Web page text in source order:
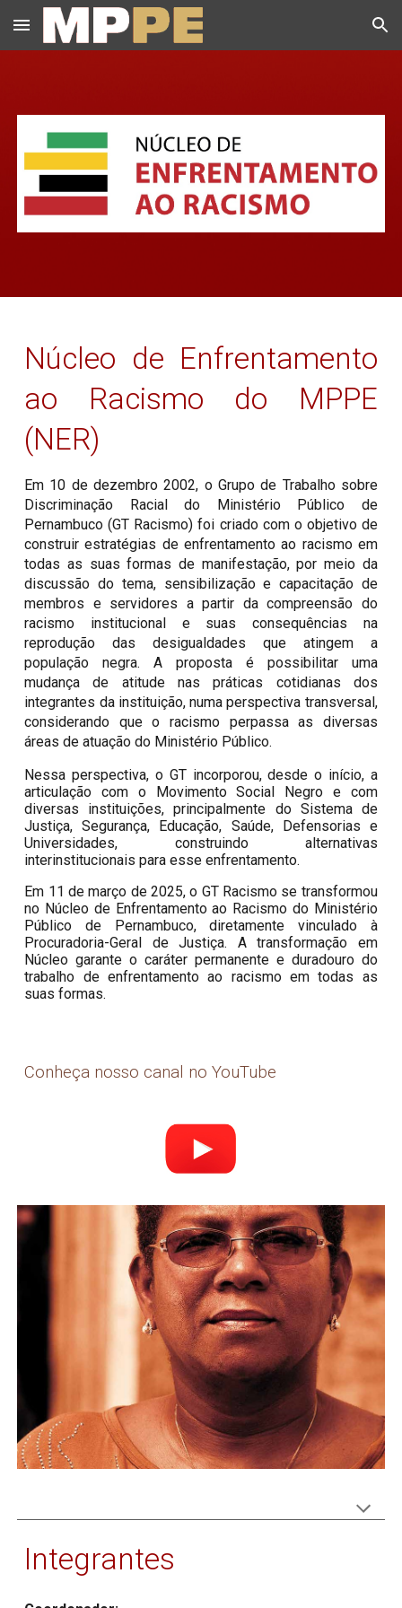
Skip to main content Skip to navigation
Núcleo de Enfrentamento
ao Racismo do MPPE
(NER)
Em 10 de dezembro 2002, o Grupo de Trabalho sobre
Discriminação Racial do Ministério Público de
Pernambuco (GT Racismo) foi criado com o objetivo de
construir estratégias de enfrentamento ao racismo em
todas as suas formas de manifestação, por meio da
discussão do tema, sensibilização e capacitação de
membros e servidores a partir da compreensão do
racismo institucional e suas consequências na
reprodução das desigualdades que atingem a
população negra. A proposta é possibilitar uma
mudança de atitude nas práticas cotidianas dos
integrantes da instituição, numa perspectiva transversal,
considerando que o racismo perpassa as diversas
áreas de atuação do Ministério Público.
Nessa perspectiva, o GT incorporou, desde o início, a
articulação com o Movimento Social Negro e com
diversas instituições, principalmente do Sistema de
Justiça, Segurança, Educação, Saúde, Defensorias e
Universidades, construindo alternativas
interinstitucionais para esse enfrentamento.
Em 11 de março de 2025, o GT Racismo se transformou
no Núcleo de Enfrentamento ao Racismo do Ministério
Público de Pernambuco, diretamente vinculado à
Procuradoria-Geral de Justiça. A transformação em
Núcleo garante o caráter permanente e duradouro do
trabalho de enfrentamento ao racismo em todas as
suas formas.
Conheça nosso canal no YouTube
Integrantes